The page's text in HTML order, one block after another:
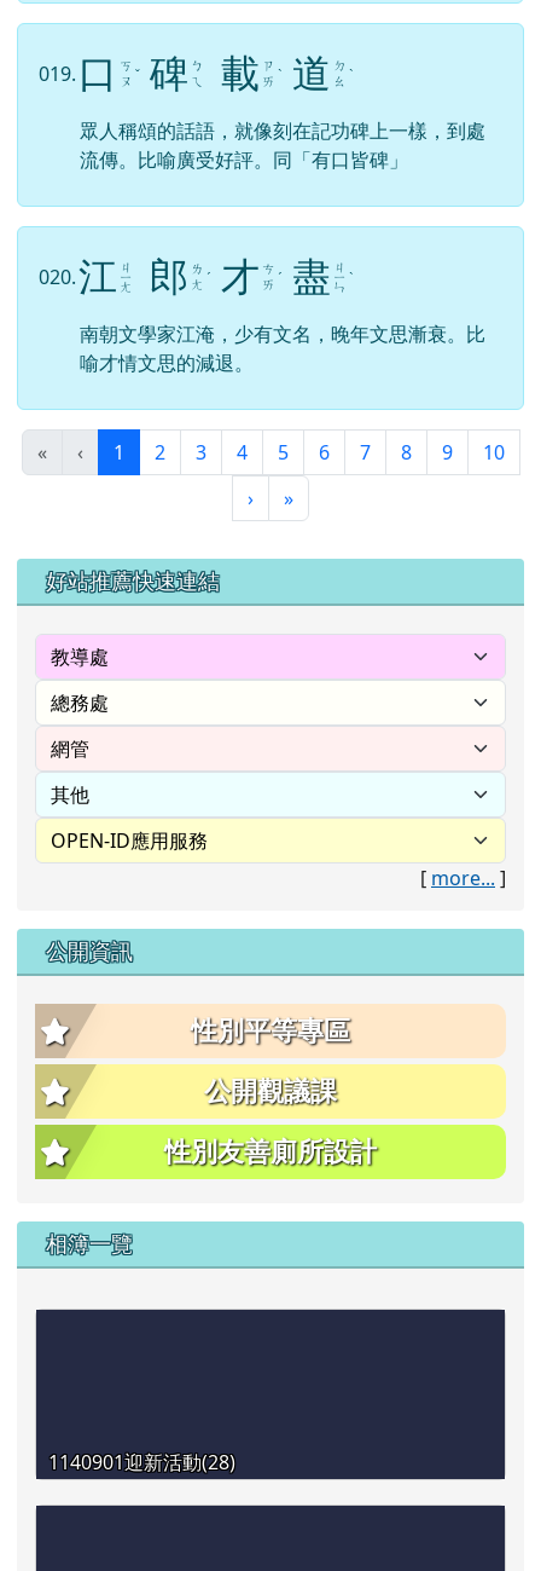
019. 口
ㄎ
ㄡ ˇ 碑 ㄅ
ㄟ
載 ㄗ
ㄞ ˋ 道 ㄉ
ㄠ ˋ
眾人稱頌的話語，就像刻在記功碑上一樣，到處
流傳。比喻廣受好評。同「有口皆碑」
020.江 ㄐ
ㄧ
ㄤ 郎 ㄌ
ㄤ ˊ 才 ㄘ
ㄞ ˊ 盡 ㄐ
ㄧ
ㄣ
ˋ
南朝文學家江淹，少有文名，晚年文思漸衰。比
喻才情文思的減退。
« ‹ 1 (目前頁次)
2 3 4 5 6 7 8 9
10
›下一頁
»最後頁
左邊區域內容
好站推薦快速連結
[ more... ]
公開資訊
性別平等專區
公開觀議課
性別友善廁所設計
相簿一覽
1140901迎新活動(28)